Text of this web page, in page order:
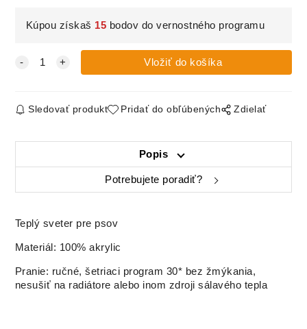
Kúpou získaš 15 bodov do vernostného programu
Sledovať produkt Pridať do obľúbených Zdielať
Popis
Potrebujete poradiť?
Teplý sveter pre psov
Materiál: 100% akrylic
Pranie: ručné, šetriaci program 30* bez žmýkania,
nesušiť na radiátore alebo inom zdroji sálavého tepla